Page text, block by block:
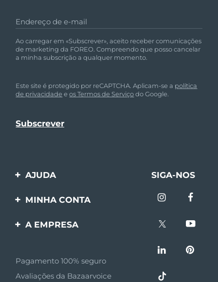
Endereço de e-mail
Ao carregar em «Subscrever», aceito receber comunicações
de marketing da FOREO. Compreendo que posso cancelar
a minha subscrição a qualquer momento.
Este site é protegido por reCAPTCHA. Aplicam-se a política
de privacidade eos Termos de Serviçodo Google.
AJUDA
Entre em contato
SIGA-NOS
MINHA CONTA
Registro de produto
A EMPRESA
Afiliados
Pagamento 100% seguro
Avaliações da Bazaarvoice